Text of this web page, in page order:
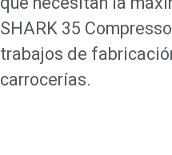
SHARK 35
trabajos de
carrocerías.